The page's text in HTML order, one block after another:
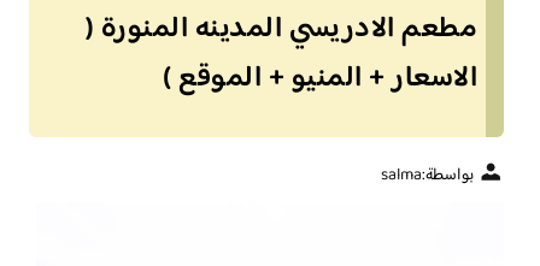
مطعم الادريسي المدينه المنورة (
الاسعار + المنيو + الموقع )
بواسطة:salma